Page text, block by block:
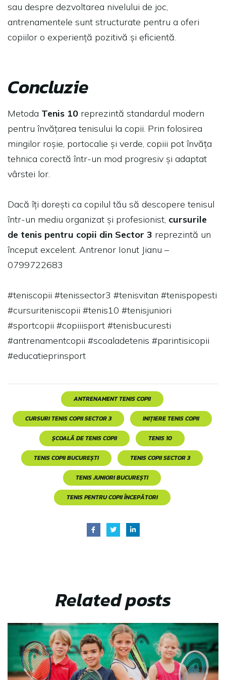
sau despre dezvoltarea nivelului de joc,
antrenamentele sunt structurate pentru a oferi
copiilor o experiență pozitivă și eficientă.
Concluzie
Metoda Tenis 10 reprezintă standardul modern
pentru învățarea tenisului la copii. Prin folosirea
mingilor roșie, portocalie și verde, copiii pot învăța
tehnica corectă într-un mod progresiv și adaptat
vârstei lor.
Dacă îți dorești ca copilul tău să descopere tenisul
într-un mediu organizat și profesionist, cursurile
de tenis pentru copii din Sector 3 reprezintă un
început excelent. Antrenor Ionut Jianu –
0799722683
#teniscopii #tenissector3 #tenisvitan #tenispopesti
#cursuriteniscopii #tenis10 #tenisjuniori
#sportcopii #copiiisport #tenisbucuresti
#antrenamentcopii #scoaladetenis #parintisicopii
#educatieprinsport
ANTRENAMENT TENIS COPII
CURSURI TENIS COPII SECTOR 3 INIȚIERE TENIS COPII
ȘCOALĂ DE TENIS COPII TENIS 10
TENIS COPII BUCUREȘTI TENIS COPII SECTOR 3
TENIS JUNIORI BUCUREȘTI
TENIS PENTRU COPII ÎNCEPĂTORI
Relatedposts